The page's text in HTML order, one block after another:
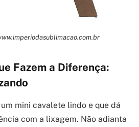
Fazem a Diferença:
mini cavalete lindo e que dá
com a lixagem. Não adianta